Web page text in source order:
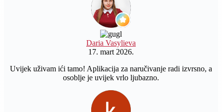
Daria Vasylieva
17. mart 2026.
Uvijek uživam ići tamo! Aplikacija za naručivanje radi izvrsno, a
osoblje je uvijek vrlo ljubazno.